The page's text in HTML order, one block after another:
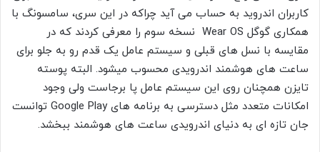
کاربران اندروید به حساب می آید چراکه در این سری، سامسونگ با
همکاری گوگل Wear OS نسخه سوم را معرفی کردند که در
مقایسه با نسل های قبلی و سیستم عامل یک قدم رو به جلو برای
ساعت های هوشمند اندرویدی محسوب میشود. البته پوسته
تایزن همچنان روی این سیستم عامل پا برجاست ولی وجود
امکانات متعدد مثل دسترسی به برنامه های Google Play توانست
جان تازه ای به دنیای اندرویدی ساعت های هوشمند ببخشد.